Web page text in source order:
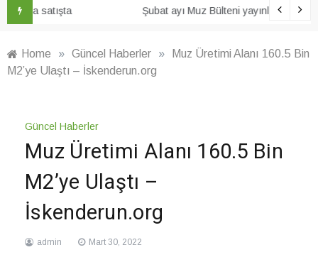
Şubat ayı Muz Bülteni yayınlandı
Home » Güncel Haberler »
Muz Üretimi Alanı 160.5 Bin
M2’ye Ulaştı – İskenderun.org
Güncel Haberler
Muz Üretimi Alanı 160.5 Bin
M2’ye Ulaştı –
İskenderun.org
admin Mart 30, 2022